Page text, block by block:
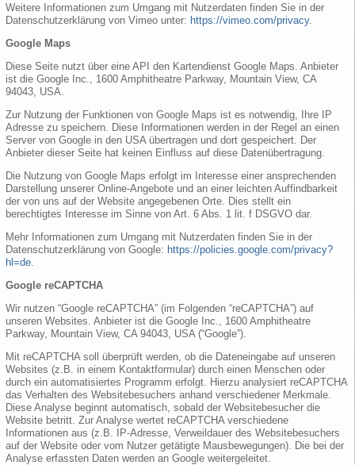
Weitere Informationen zum Umgang mit Nutzerdaten finden Sie in der
Datenschutzerklärung von Vimeo unter: https://vimeo.com/privacy.
Google Maps
Diese Seite nutzt über eine API den Kartendienst Google Maps. Anbieter
ist die Google Inc., 1600 Amphitheatre Parkway, Mountain View, CA
94043, USA.
Zur Nutzung der Funktionen von Google Maps ist es notwendig, Ihre IP
Adresse zu speichern. Diese Informationen werden in der Regel an einen
Server von Google in den USA übertragen und dort gespeichert. Der
Anbieter dieser Seite hat keinen Einfluss auf diese Datenübertragung.
Die Nutzung von Google Maps erfolgt im Interesse einer ansprechenden
Darstellung unserer Online-Angebote und an einer leichten Auffindbarkeit
der von uns auf der Website angegebenen Orte. Dies stellt ein
berechtigtes Interesse im Sinne von Art. 6 Abs. 1 lit. f DSGVO dar.
Mehr Informationen zum Umgang mit Nutzerdaten finden Sie in der
Datenschutzerklärung von Google: https://policies.google.com/privacy?
hl=de
Google reCAPTCHA
Wir nutzen “Google reCAPTCHA” (im Folgenden “reCAPTCHA”) auf
unseren Websites. Anbieter ist die Google Inc., 1600 Amphitheatre
Parkway, Mountain View, CA 94043, USA (“Google”).
Mit reCAPTCHA soll überprüft werden, ob die Dateneingabe auf unseren
Websites (z.B. in einem Kontaktformular) durch einen Menschen oder
durch ein automatisiertes Programm erfolgt. Hierzu analysiert reCAPTCHA
das Verhalten des Websitebesuchers anhand verschiedener Merkmale.
Diese Analyse beginnt automatisch, sobald der Websitebesucher die
Website betritt. Zur Analyse wertet reCAPTCHA verschiedene
Informationen aus (z.B. IP-Adresse, Verweildauer des Websitebesuchers
auf der Website oder vom Nutzer getätigte Mausbewegungen). Die bei der
Analyse erfassten Daten werden an Google weitergeleitet.